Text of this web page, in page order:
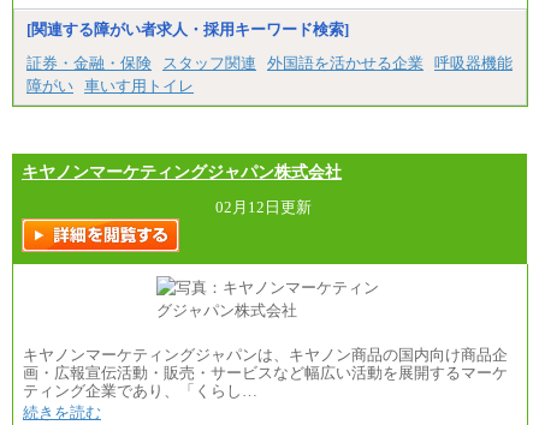
[関連する障がい者求人・採用キーワード検索]
証券・金融・保険
スタッフ関連 外国語を活かせる企業
呼吸器機能
障がい 車いす用トイレ
キヤノンマーケティングジャパン株式会社
02月12日更新
キヤノンマーケティングジャパンは、キヤノン商品の国内向け商品企
画・広報宣伝活動・販売・サービスなど幅広い活動を展開するマーケ
ティング企業であり、「くらし…
続きを読む